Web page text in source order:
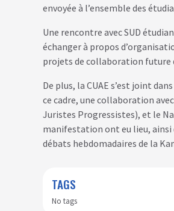
envoyée à l’ensemble des
Une rencontre avec SUD
échanger à propos
projets de collaboration future
De plus, la CUAE s’est joint
ce cadre, une collaboration
Juristes Progressistes), et le
manifestation ont eu lieu, ainsi
débats hebdomadaires de la
TAGS
No tags